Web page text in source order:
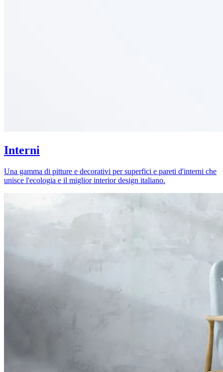
Interni
Una gamma di pitture e decorativi per superfici e pareti d'interni che
unisce l'ecologia e il miglior interior design italiano.